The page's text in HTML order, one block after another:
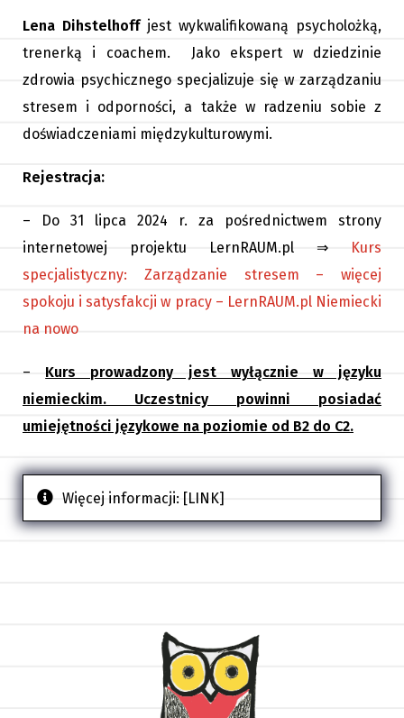
Lena Dihstelhoffjest wykwalifikowaną psycholożką,
trenerką i coachem. Jako ekspert w dziedzinie
zdrowia psychicznego specjalizuje się w zarządzaniu
stresem i odporności, a także w radzeniu sobie z
doświadczeniami międzykulturowymi.
Rejestracja:
– Do 31 lipca 2024 r. za pośrednictwem strony
internetowej projektu LernRAUM.pl ⇒
Kurs
specjalistyczny: Zarządzanie stresem – więcej
spokoju i satysfakcji w pracy – LernRAUM.pl Niemiecki
na nowo
– Kurs prowadzony jest wyłącznie w języku
niemieckim. Uczestnicy powinni posiadać
umiejętności językowe na poziomie od B2 do C2.
Więcej informacji: [LINK]